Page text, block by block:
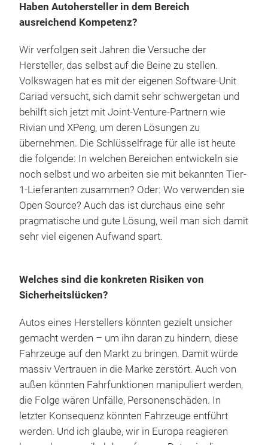
Haben Autohersteller in dem Bereich
ausreichend Kompetenz?
Wir verfolgen seit Jahren die Versuche der
Hersteller, das selbst auf die Beine zu stellen.
Volkswagen hat es mit der eigenen Software-Unit
Cariad versucht, sich damit sehr schwergetan und
behilft sich jetzt mit Joint-Venture-Partnern wie
Rivian und XPeng, um deren Lösungen zu
übernehmen. Die Schlüsselfrage für alle ist heute
die folgende: In welchen Bereichen entwickeln sie
noch selbst und wo arbeiten sie mit bekannten Tier-
1-Lieferanten zusammen? Oder: Wo verwenden sie
Open Source? Auch das ist durchaus eine sehr
pragmatische und gute Lösung, weil man sich damit
sehr viel eigenen Aufwand spart.
Welches sind die konkreten Risiken von
Sicherheitslücken?
Autos eines Herstellers könnten gezielt unsicher
gemacht werden – um ihn daran zu hindern, diese
Fahrzeuge auf den Markt zu bringen. Damit würde
massiv Vertrauen in die Marke zerstört. Auch von
außen könnten Fahrfunktionen manipuliert werden,
die Folge wären Unfälle, Personenschäden. In
letzter Konsequenz könnten Fahrzeuge entführt
werden. Und ich glaube, wir in Europa reagieren